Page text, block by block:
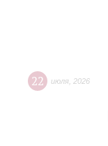
22 июля 2026